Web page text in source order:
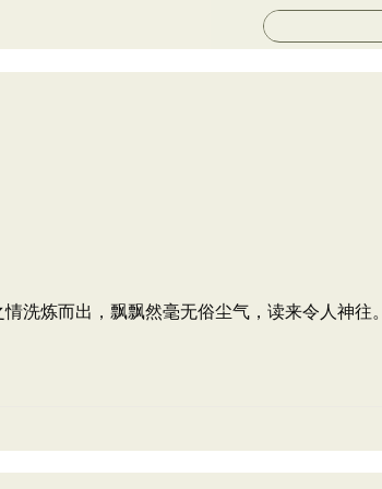
洗炼而出，飘飘然毫无俗尘气，读来令人神往。